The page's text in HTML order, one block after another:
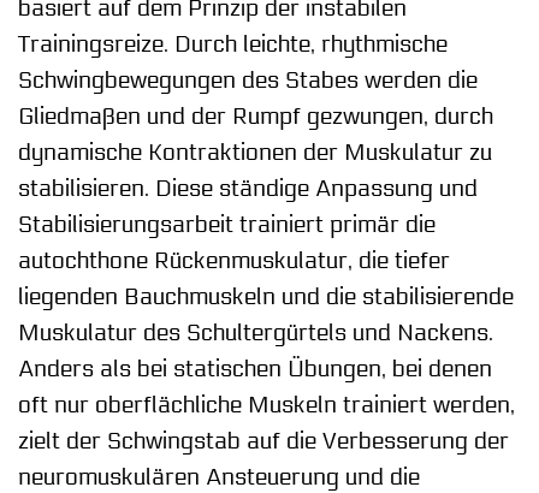
basiert auf dem Prinzip der instabilen
Trainingsreize. Durch leichte, rhythmische
Schwingbewegungen des Stabes werden die
Gliedmaßen und der Rumpf gezwungen, durch
dynamische Kontraktionen der Muskulatur zu
stabilisieren. Diese ständige Anpassung und
Stabilisierungsarbeit trainiert primär die
autochthone Rückenmuskulatur, die tiefer
liegenden Bauchmuskeln und die stabilisierende
Muskulatur des Schultergürtels und Nackens.
Anders als bei statischen Übungen, bei denen
oft nur oberflächliche Muskeln trainiert werden,
zielt der Schwingstab auf die Verbesserung der
neuromuskulären Ansteuerung und die